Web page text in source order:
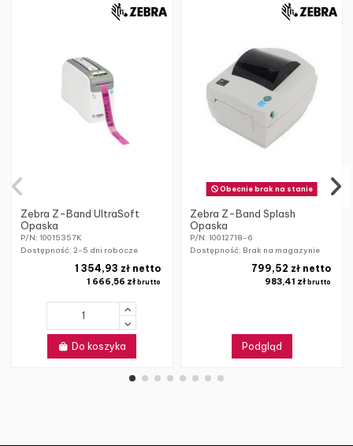
Zebra Z-Band UltraSoft
Opaska
P/N: 10015357K
Dostępność: 2-5 dni robocze
1 666,56 złbrutto
1 354,93 zł netto
Do koszyka
Obecnie brak na stanie
Zebra Z-Band Splash
Opaska
P/N: 10012718-6
Dostępność: Brak na magazynie
983,41 zł brutto
799,52 zł netto
Podgląd